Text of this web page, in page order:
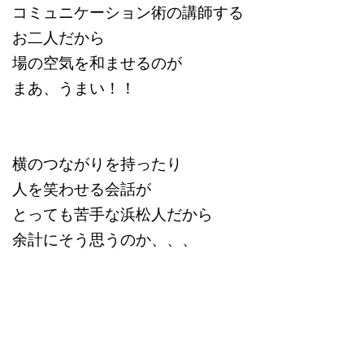
コミュニケーション術の講師する
お二人だから
場の空気を和ませるのが
まあ、うまい！！
横のつながりを持ったり
人を笑わせる会話が
とっても苦手な浜松人だから
余計にそう思うのか、、、